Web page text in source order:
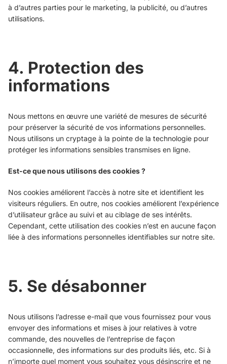
à d’autres parties pour le marketing, la publicité, ou d’autres
utilisations.
4. Protection des
informations
Nous mettons en œuvre une variété de mesures de sécurité
pour préserver la sécurité de vos informations personnelles.
Nous utilisons un cryptage à la pointe de la technologie pour
protéger les informations sensibles transmises en ligne.
Est-ce que nous utilisons des cookies ?
Nos cookies améliorent l’accès à notre site et identifient les
visiteurs réguliers. En outre, nos cookies améliorent l’expérience
d’utilisateur grâce au suivi et au ciblage de ses intérêts.
Cependant, cette utilisation des cookies n’est en aucune façon
liée à des informations personnelles identifiables sur notre site.
5. Se désabonner
Nous utilisons l’adresse e-mail que vous fournissez pour vous
envoyer des informations et mises à jour relatives à votre
commande, des nouvelles de l’entreprise de façon
occasionnelle, des informations sur des produits liés, etc. Si à
n’importe quel moment vous souhaitez vous désinscrire et ne